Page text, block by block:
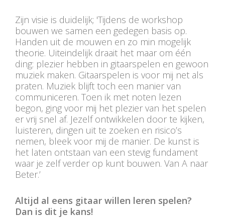
Zijn visie is duidelijk; 'Tijdens de workshop
bouwen we samen een gedegen basis op.
Handen uit de mouwen en zo min mogelijk
theorie. Uiteindelijk draait het maar om één
ding: plezier hebben in gitaarspelen en gewoon
muziek maken. Gitaarspelen is voor mij net als
praten. Muziek blijft toch een manier van
communiceren. Toen ik met noten lezen
begon, ging voor mij het plezier van het spelen
er vrij snel af. Jezelf ontwikkelen door te kijken,
luisteren, dingen uit te zoeken en risico’s
nemen, bleek voor mij de manier. De kunst is
het laten ontstaan van een stevig fundament
waar je zelf verder op kunt bouwen. Van A naar
Beter.’
Altijd al eens gitaar willen leren spelen?
Dan is dit je kans!